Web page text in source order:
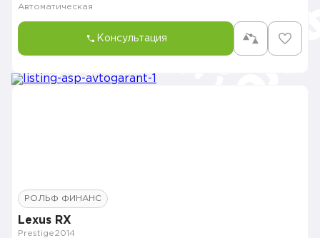
Автоматическая
Консультация
РОЛЬФ ФИНАНС
Lexus RX
Prestige2014